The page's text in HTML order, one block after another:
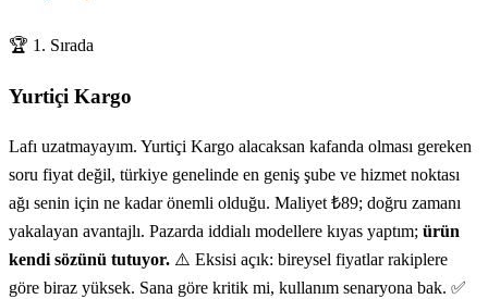
🏆 1. Sırada
Yurtiçi Kargo
Lafı uzatmayayım. Yurtiçi Kargo alacaksan kafanda olması gereken
soru fiyat değil, türkiye genelinde en geniş şube ve hizmet noktası
ağı senin için ne kadar önemli olduğu. Maliyet ₺89; doğru zamanı
yakalayan avantajlı. Pazarda iddialı modellere kıyas yaptım; ürün
kendi sözünü tutuyor. ⚠️ Eksisi açık: bireysel fiyatlar rakiplere
göre biraz yüksek. Sana göre kritik mi, kullanım senaryona bak. ✅